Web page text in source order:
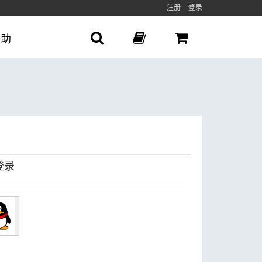
注册 登录
录